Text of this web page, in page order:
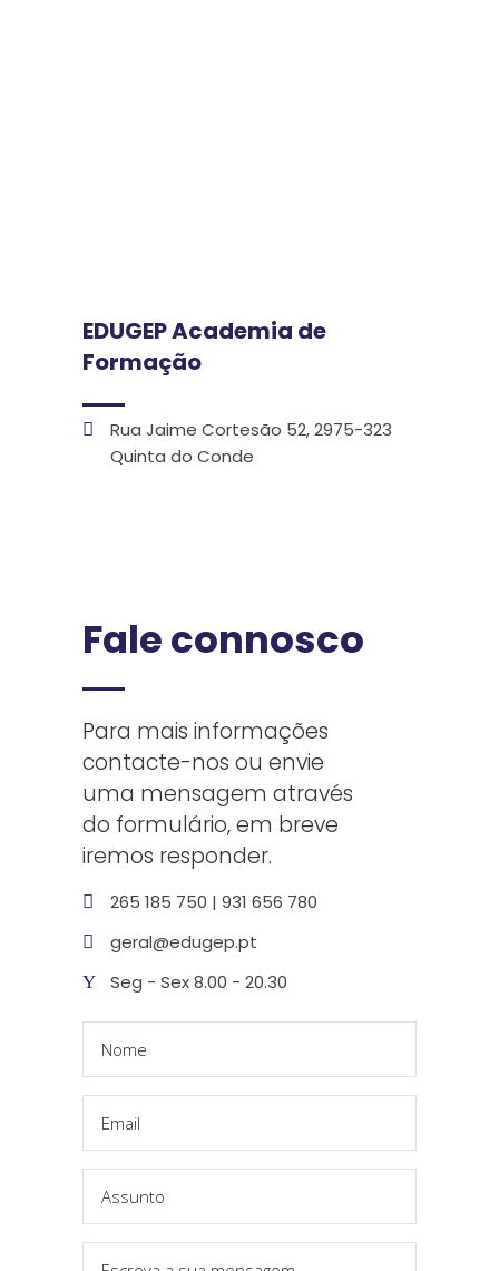
EDUGEP Academia de
Formação
Rua Jaime Cortesão 52, 2975-323
Quinta do Conde
Fale connosco
Para mais informações
contacte-nos ou envie
uma mensagem através
do formulário, em breve
iremos responder.
265 185 750 | 931 656 780
geral@edugep.pt
Seg - Sex 8.00 - 20.30